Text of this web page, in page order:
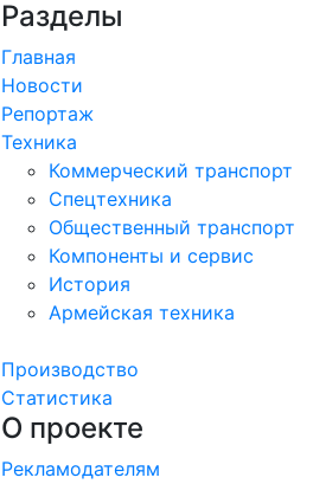
Разделы
Главная
Новости
Репортаж
Техника
Коммерческий транспорт
Спецтехника
Общественный транспорт
Компоненты и сервис
История
Армейская техника
Производство
Статистика
О проекте
Рекламодателям